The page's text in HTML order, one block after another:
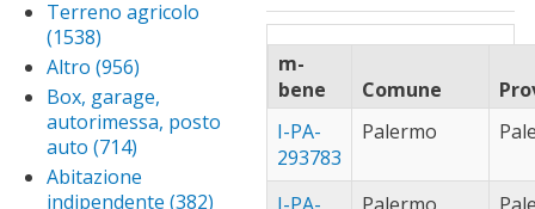
trapani (591)Apply trapani filter
filter
caccamo (46)
(271)Apply
filter
campobello
di mazara
campobello
canicattì (59)
Appartamento
in condominio
Terreno agricolo
(1538)
agricolo filter
Altro (956)
filter
Box, garage,
autorimessa, posto
auto (714)
garage,
autorimessa,
Abitazione
indipendente (382)
m-
bene
Comune
I-PA-
293783
Palermo